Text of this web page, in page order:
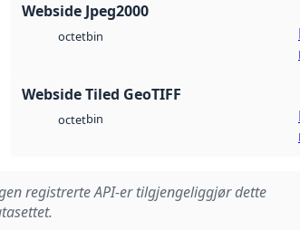
Webside Jpeg2000
octetbin
Webside Tiled GeoTIFF
octetbin
registrerte API-er tilgjengeliggjør dette